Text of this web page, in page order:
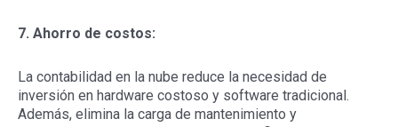
7. Ahorro de costos:
La contabilidad en la nube reduce la necesidad de
inversión en hardware costoso y software tradicional.
Además, elimina la carga de mantenimiento y